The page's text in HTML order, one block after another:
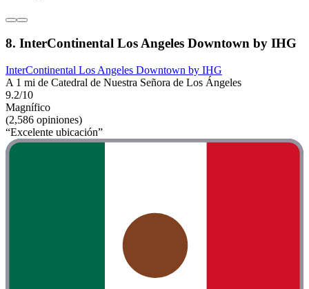
8. InterContinental Los Angeles Downtown by IHG
InterContinental Los Angeles Downtown by IHG
A 1 mi de Catedral de Nuestra Señora de Los Ángeles
9.2/10
Magnífico
(2,586 opiniones)
“Excelente ubicación”